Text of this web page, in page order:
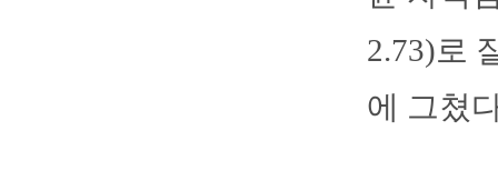
2.73)로
에 그쳤